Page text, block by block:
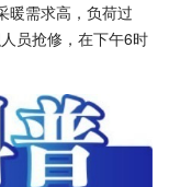
暖需求高，负荷过
员抢修，在下午6时